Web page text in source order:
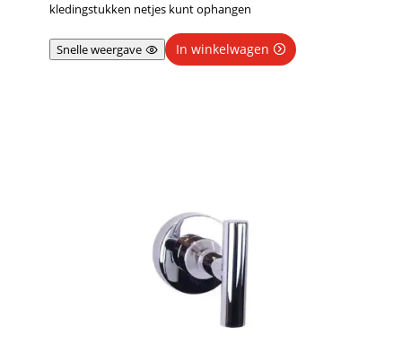
kledingstukken netjes kunt ophangen
Snelle weergave In winkelwagen